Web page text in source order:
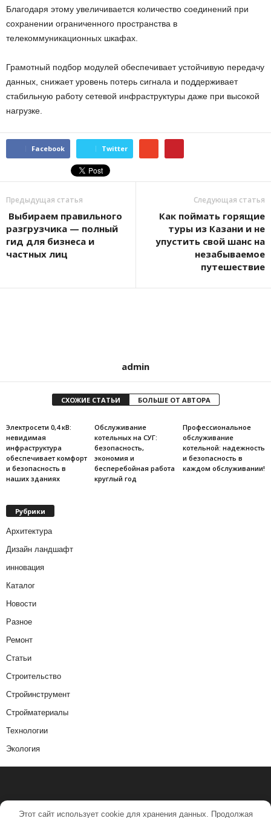
Благодаря этому увеличивается количество соединений при
сохранении ограниченного пространства в
телекоммуникационных шкафах.
Грамотный подбор модулей обеспечивает устойчивую передачу
данных, снижает уровень потерь сигнала и поддерживает
стабильную работу сетевой инфраструктуры даже при высокой
нагрузке.
Facebook Twitter
Предыдущая статья
Выбираем правильного
разгрузчика — полный
гид для бизнеса и
частных лиц
Следующая статья
Как поймать горящие
туры из Казани и не
упустить свой шанс на
незабываемое
путешествие
admin
СХОЖИЕ СТАТЬИ БОЛЬШЕ ОТ АВТОРА
Электросети 0,4 кВ:
невидимая
инфраструктура
обеспечивает комфорт
и безопасность в
наших зданиях
Обслуживание
котельных на СУГ:
безопасность,
экономия и
бесперебойная работа
круглый год
Профессиональное
обслуживание
котельной: надежность
и безопасность в
каждом обслуживании!
Рубрики
Архитектура
Дизайн ландшафт
инновация
Каталог
Новости
Разное
Ремонт
Статьи
Строительство
Стройинструмент
Стройматериалы
Технологии
Экология
Этот сайт использует cookie для хранения данных. Продолжая